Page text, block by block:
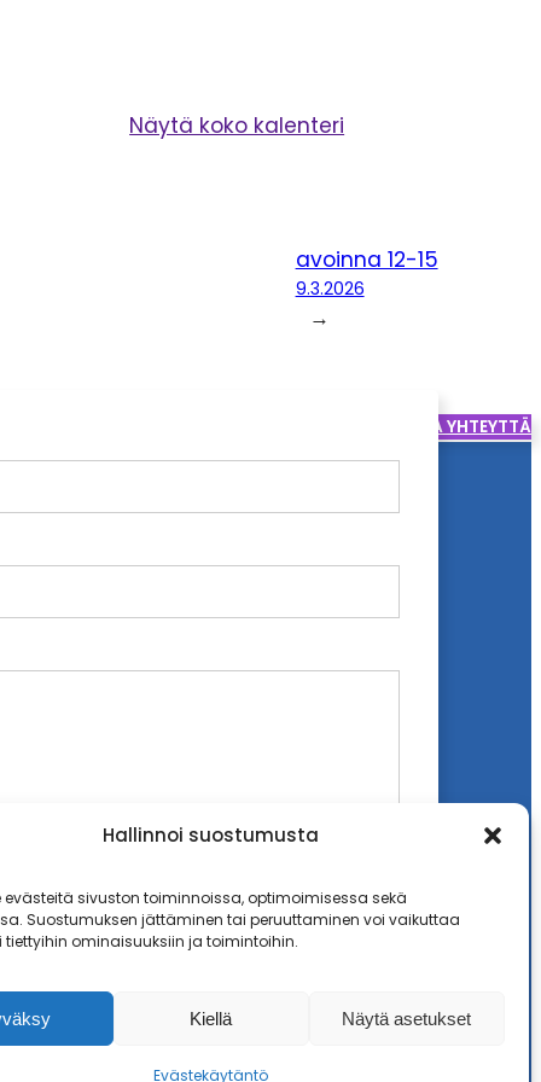
Hallinnoi suostumusta
sivuston toiminnoissa, optimoimisessa sekä
Suostumuksen jättäminen tai peruuttaminen voi vaikuttaa
tiettyihin ominaisuuksiin ja toimintoihin.
Kiellä Näytä asetukset
Evästekäytäntö
Näytä koko kalenteri
avoinna 12-15
9.3.2026
→
OTA YHTEYTTÄ